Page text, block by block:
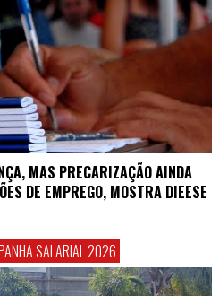
MAS PRECARIZAÇÃO AINDA
DE EMPREGO, MOSTRA DIEESE
SALARIAL 2026